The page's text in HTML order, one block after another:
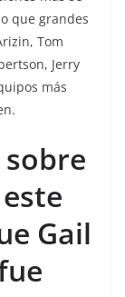
que grandes
Tom
Jerry
más
Gail